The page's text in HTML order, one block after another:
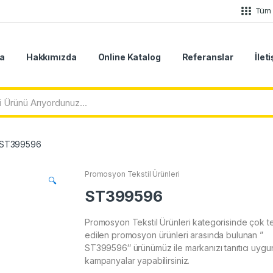
Hakkımızda Online Katalog Referanslar
🔍
Promosyon Tekstil Ürünleri
ST399596
Promosyon Tekstil Ürünleri kategorisinde çok
edilen promosyon ürünleri arasında bulunan ”
ST399596″ ürünümüz ile markanızı tanıtıcı
kampanyalar yapabilirsiniz.